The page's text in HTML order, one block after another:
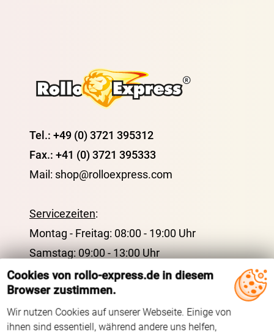
Cookies von rollo-express.de in diesem
Browser zustimmen.
Wir nutzen Cookies auf unserer Webseite. Einige von
ihnen sind essentiell, während andere uns helfen,
Tel.: +49 (0) 3721 395312
Fax.: +41 (0) 3721 395333
Mail: shop@rolloexpress.com
Servicezeiten:
Montag - Freitag: 08:00 - 19:00 Uhr
Samstag: 09:00 - 13:00 Uhr
ÜBER UNS
AGB